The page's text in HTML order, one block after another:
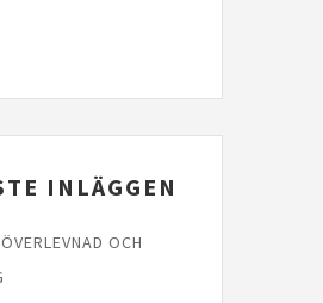
INLÄGGEN
OCH